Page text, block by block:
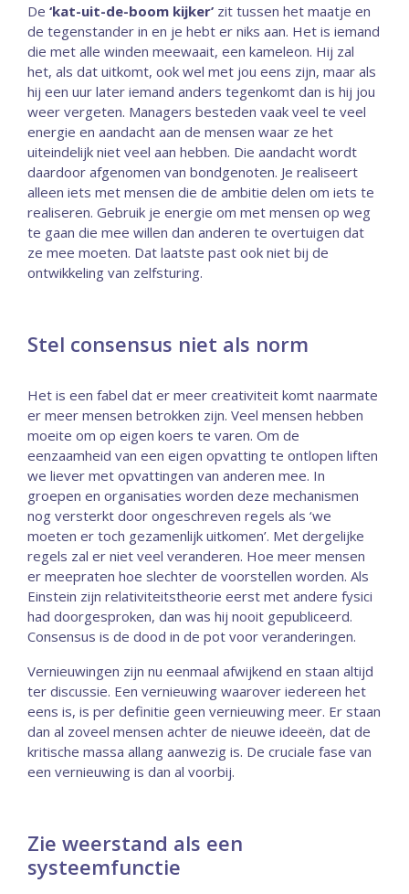
De ‘kat-uit-de-boom kijker’ zit tussen het maatje en
de tegenstander in en je hebt er niks aan. Het is iemand
die met alle winden meewaait, een kameleon. Hij zal
het, als dat uitkomt, ook wel met jou eens zijn, maar als
hij een uur later iemand anders tegenkomt dan is hij jou
weer vergeten. Managers besteden vaak veel te veel
energie en aandacht aan de mensen waar ze het
uiteindelijk niet veel aan hebben. Die aandacht wordt
daardoor afgenomen van bondgenoten. Je realiseert
alleen iets met mensen die de ambitie delen om iets te
realiseren. Gebruik je energie om met mensen op weg
te gaan die mee willen dan anderen te overtuigen dat
ze mee moeten. Dat laatste past ook niet bij de
ontwikkeling van zelfsturing.
Stel consensus niet als norm
Het is een fabel dat er meer creativiteit komt naarmate
er meer mensen betrokken zijn. Veel mensen hebben
moeite om op eigen koers te varen. Om de
eenzaamheid van een eigen opvatting te ontlopen liften
we liever met opvattingen van anderen mee. In
groepen en organisaties worden deze mechanismen
nog versterkt door ongeschreven regels als ‘we
moeten er toch gezamenlijk uitkomen’. Met dergelijke
regels zal er niet veel veranderen. Hoe meer mensen
er meepraten hoe slechter de voorstellen worden. Als
Einstein zijn relativiteitstheorie eerst met andere fysici
had doorgesproken, dan was hij nooit gepubliceerd.
Consensus is de dood in de pot voor veranderingen.
Vernieuwingen zijn nu eenmaal afwijkend en staan altijd
ter discussie. Een vernieuwing waarover iedereen het
eens is, is per definitie geen vernieuwing meer. Er staan
dan al zoveel mensen achter de nieuwe ideeën, dat de
kritische massa allang aanwezig is. De cruciale fase van
een vernieuwing is dan al voorbij.
Zie weerstand als een
systeemfunctie